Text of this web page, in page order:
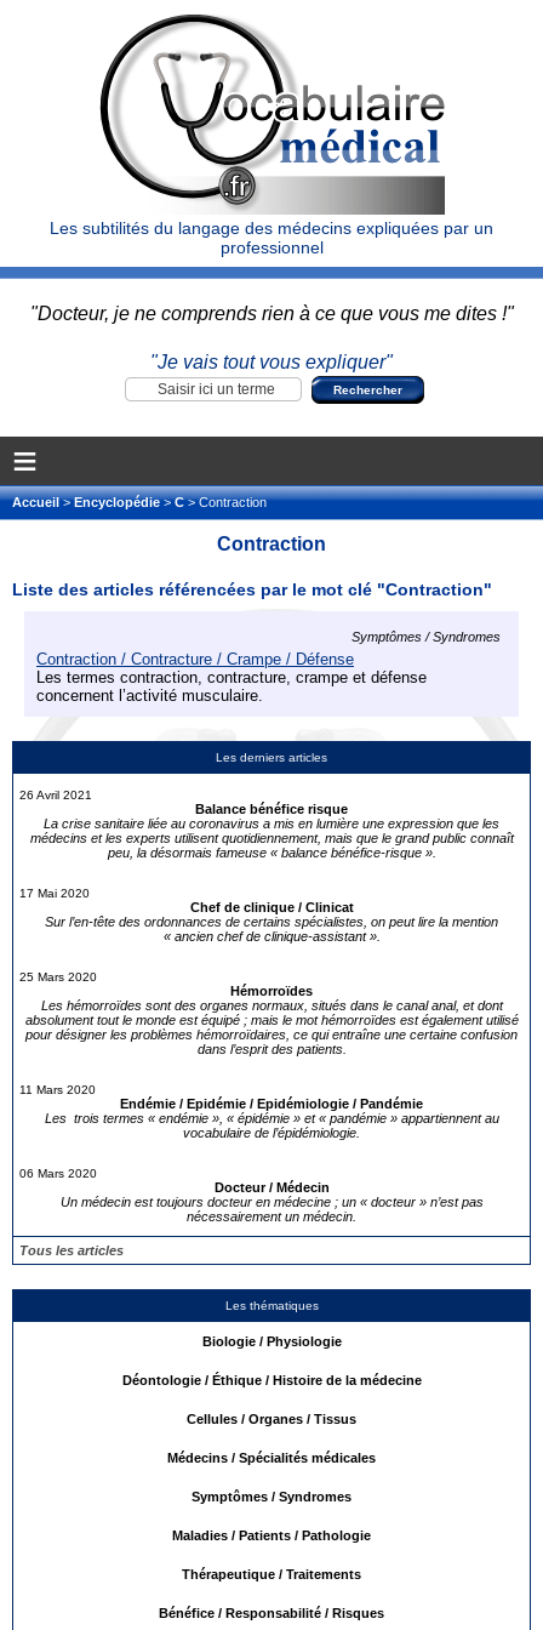
Les subtilités du langage des médecins expliquées par un
professionnel
"Docteur, je ne comprends rien à ce que vous me dites !"
"Je vais tout vous expliquer"
≡
Accueil>Encyclopédie>C> Contraction
Les derniers articles
26 Avril 2021
Balance bénéfice risque
La crise sanitaire liée au coronavirus a mis en lumière une expression que les
médecins et les experts utilisent quotidiennement, mais que le grand public connaît
peu, la désormais fameuse « balance bénéfice-risque ».
17 Mai 2020
Chef de clinique / Clinicat
Sur l’en-tête des ordonnances de certains spécialistes, on peut lire la mention
« ancien chef de clinique-assistant ».
25 Mars 2020
Hémorroïdes
Les hémorroïdes sont des organes normaux, situés dans le canal anal, et dont
absolument tout le monde est équipé ; mais le mot hémorroïdes est également utilisé
pour désigner les problèmes hémorroïdaires, ce qui entraîne une certaine confusion
dans l’esprit des patients.
11 Mars 2020
Endémie / Epidémie / Epidémiologie / Pandémie
Les trois termes « endémie », « épidémie » et « pandémie » appartiennent au
vocabulaire de l’épidémiologie.
06 Mars 2020
Docteur / Médecin
Un médecin est toujours docteur en médecine ; un « docteur » n’est pas
nécessairement un médecin.
Tous les articles
Les thématiques
Biologie / Physiologie
Déontologie / Éthique / Histoire de la médecine
Cellules / Organes / Tissus
Médecins / Spécialités médicales
Symptômes / Syndromes
Maladies / Patients / Pathologie
Thérapeutique / Traitements
Bénéfice / Responsabilité / Risques
Contraction
Liste des articles référencées par le mot clé "Contraction"
Symptômes / Syndromes
Contraction / Contracture / Crampe / Défense
Les termes contraction, contracture, crampe et défense
concernent l’activité musculaire.